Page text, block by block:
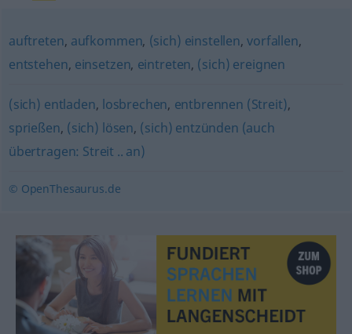
auftreten, aufkommen, (sich) einstellen,vorfallen,
entstehen, einsetzen, eintreten, (sich) ereignen
(sich) entladen, losbrechen, entbrennen (Streit),
sprießen, (sich) lösen, (sich) entzünden (auch
übertragen: Streit .. an)
© OpenThesaurus.de